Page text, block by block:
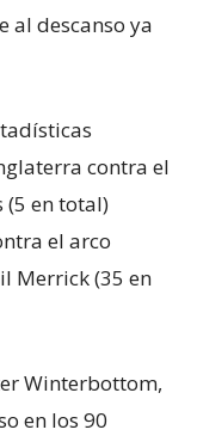
al descanso ya
contra el
(5 en total)
el arco
Merrick (35 en
Winterbottom,
en los 90